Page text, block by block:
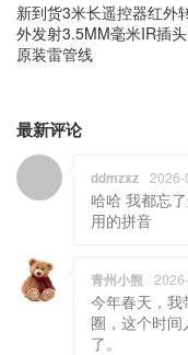
新到货3米长遥控器红外
外发射3.5MM毫米IR插
原装雷管线
最新评论
ddmzxz
哈哈 我都忘
用的拼音
青州小熊
今年春天，我
圈，这个时
了。